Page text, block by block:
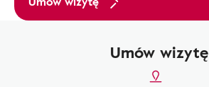
Umów wizytę